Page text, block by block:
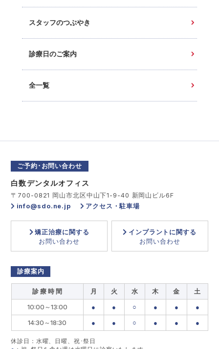
スタッフのつぶやき
診療日のご案内
全一覧
ご予約･お問い合わせ
白数デンタルオフィス
〒700-0821 岡山市北区中山下1-9-40 新岡山ビル6F
info@sdo.ne.jp
アクセス・駐車場
矯正治療に関する
お問い合わせ
インプラントに関する
お問い合わせ
診療案内
診 療 時 間 月 火 水 木 金
土
10:00～13:00
● ● ○ ● ●
●
14:30～18:30
● ● ○ ● ● ●
休診日：水曜、日曜、祝･祭日